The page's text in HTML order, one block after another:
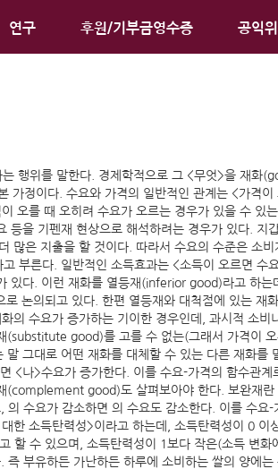
연구 후원/기부금영수증 공익
행위를 말한다. 경제학적으로 그 <무엇>을 재화
정이다. 수요와 가격의 일반적인 관계는 <가격이
오를 때 오히려 수요가 오르는 경우가 있을 수 있는
을 기펜재 현상으로 해석하려는 경우가 있다. 지
많은 지출을 할 것이다. 따라서 수요의 수준은 소비
부른다. 일반적인 소득효과는 <소득이 오르면 수
있다. 이런 재화를 열등재(inferior good)라고 하는
논의되고 있다. 한편 열등재와 대척점에 있는 재
수요가 증가하는 기이한 경우인데, 과시적 소비
(substitute good)를 고를 수 없는(그래서 가격이
그대로 어떤 재화를 대체할 수 있는 다른 재화를
<나>수요가 증가한다. 이를 수요-가격의 함수관계
(complement good)도 살펴보아야 한다. 보완재란
수요가 감소하면 의 수요도 감소한다. 이를 수요-
한 소득탄력성>이라고 하는데, 소득탄력성이 0 이
할 수 있으며, 소득탄력성이 1보다 작은(소득 변화
부유하든 가난하든 하루에 소비하는 쌀의 양에는